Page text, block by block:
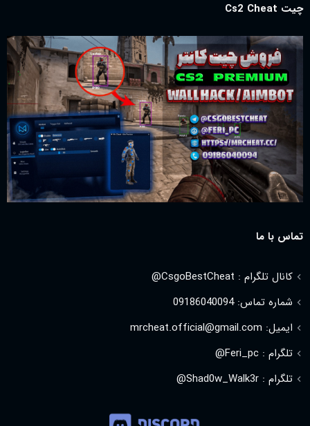
چیت Cs2 Cheat
تماس با ما
کانال تلگرام : CsgoBestCheat@
شماره تماس: 09186040094
ایمیل: mrcheat.official@gmail.com
تلگرام : Feri_pc@
تلگرام : Shad0w_Walk3r@